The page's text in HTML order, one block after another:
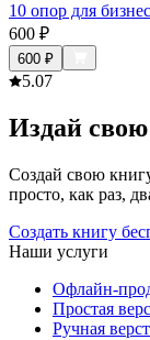
10 опор для
600 ₽
600 ₽
5.07
Издай
Создай свою
просто, как раз,
Создать книгу
Наши услуги
Офлайн-
Простая
Ручная